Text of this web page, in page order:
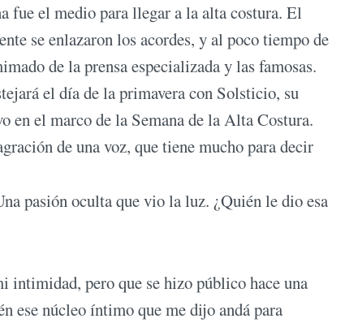
fue el medio para llegar a la alta costura. El
se enlazaron los acordes, y al poco tiempo de
de la prensa especializada y las famosas.
el día de la primavera con Solsticio, su
en el marco de la Semana de la Alta Costura.
de una voz, que tiene mucho para decir
pasión oculta que vio la luz. ¿Quién le dio esa
intimidad, pero que se hizo público hace una
ese núcleo íntimo que me dijo andá para